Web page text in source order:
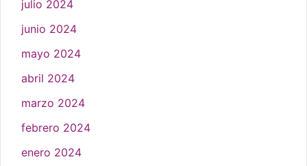
julio 2024
junio 2024
mayo 2024
abril 2024
marzo 2024
febrero 2024
enero 2024